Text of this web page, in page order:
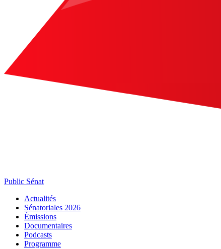
Public Sénat
Actualités
Sénatoriales 2026
Émissions
Documentaires
Podcasts
Programme